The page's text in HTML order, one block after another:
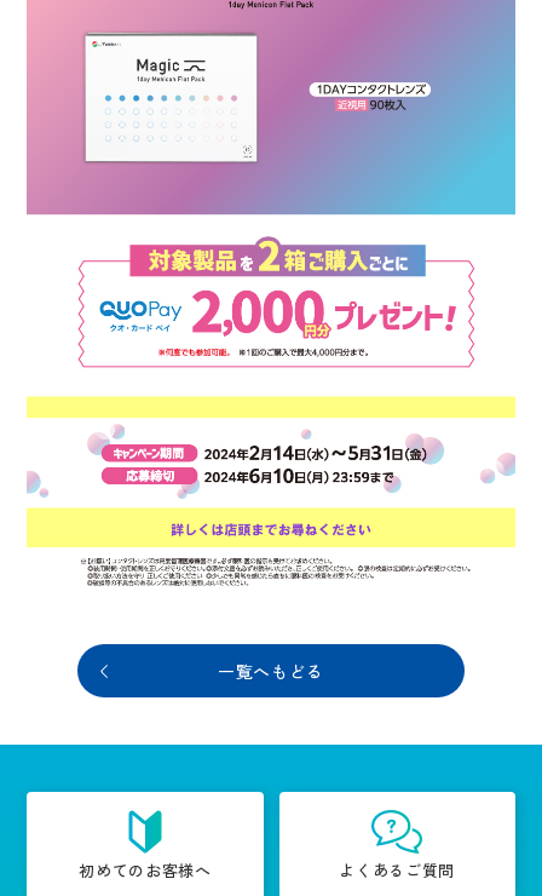
一覧へもどる
初めてのお客様へ よくあるご質問